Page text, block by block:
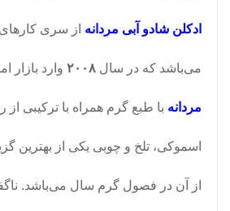
ادکلن شادو آبی مردانه از سری کارهای
می‌باشد که در سال ۲۰۰۸ وارد بازار
مردانه با طبع گرم همراه با ترکیبی از
اسموکی، تلخ و چوبی یکی از بهترین
از آن در فصول گرم سال می‌باشد.